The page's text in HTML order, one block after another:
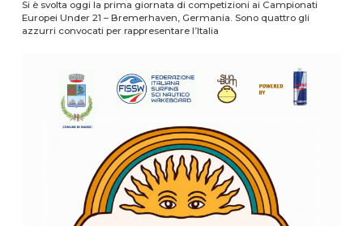
Si è svolta oggi la prima giornata di competizioni ai Campionati
Europei Under 21 – Bremerhaven, Germania. Sono quattro gli
azzurri convocati per rappresentare l’Italia